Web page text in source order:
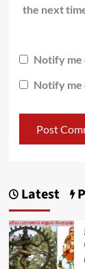
the next
Notify me
Notify me
Latest